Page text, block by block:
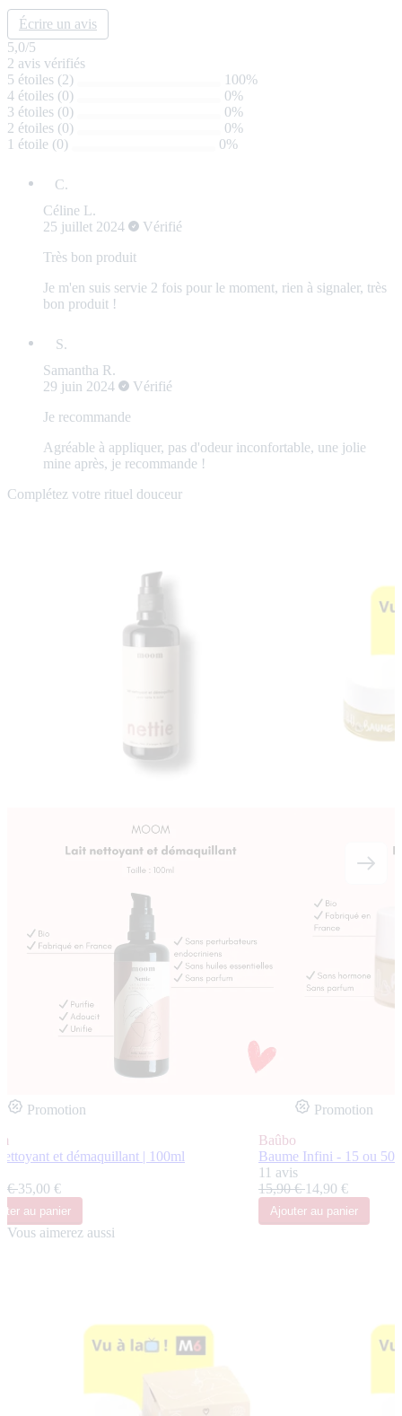
Écrire un avis
5,0/5
2 avis vérifiés
5 étoiles (2)
100%
4 étoiles (0)
0%
3 étoiles (0)
0%
2 étoiles (0)
0%
1 étoile (0)
0%
Céline L.
25 juillet 2024
Vérifié
Très bon produit
Je m'en suis servie 2 fois pour le moment, rien à signaler, très
bon produit !
Samantha R.
29 juin 2024
Vérifié
Je recommande
Agréable à appliquer, pas d'odeur inconfortable, une jolie
mine après, je recommande !
Complétez votre rituel douceur
Promotion
et démaquillant | 100ml
€35,00 €
au panier
Promotion
Baûbo
Baume Infini - 15 ou
11 avis
15,90 €14,90 €
Ajouter au panier
Vous aimerez aussi